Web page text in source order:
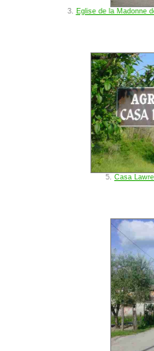
3. Eglise de la Madonne
5. Casa